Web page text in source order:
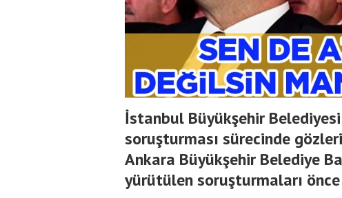
İstanbul Büyükşehir
soruşturması sürecinde
Ankara Büyükşehir Belediye
yürütülen soruşturmaları